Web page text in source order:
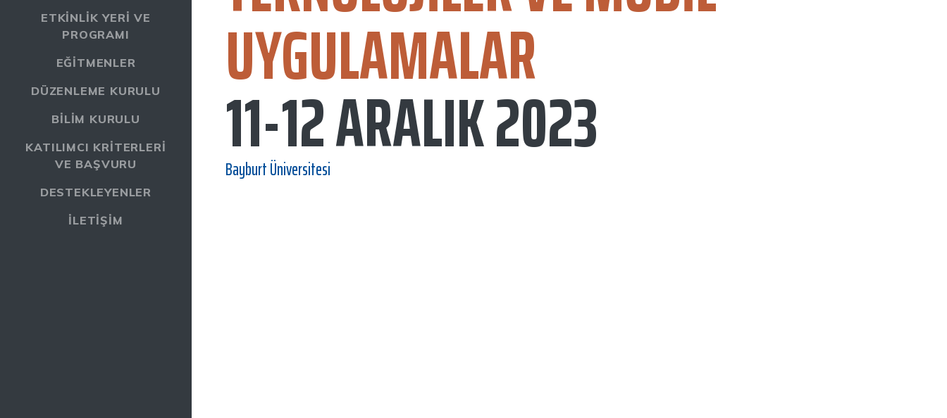
ETKINLIK YERI VE
PROGRAMI
EĞITMENLER
DÜZENLEME KURULU
BILIM KURULU
KATILIMCI KRITERLERI
VE BAŞVURU
DESTEKLEYENLER
İLETIŞIM
UYGULAMALAR
11-12 ARALIK 2023
Bayburt Üniversitesi